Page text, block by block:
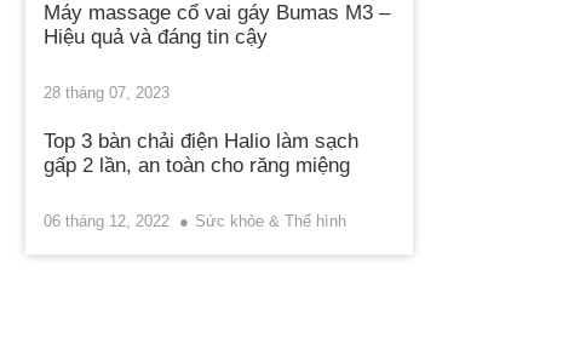
Máy massage cổ vai gáy Bumas M3 –
Hiệu quả và đáng tin cậy
28 tháng 07, 2023
Top 3 bàn chải điện Halio làm sạch
gấp 2 lần, an toàn cho răng miệng
06 tháng 12, 2022 Sức khỏe & Thể hình